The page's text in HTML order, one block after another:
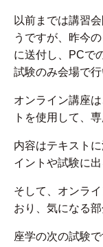
以前までは講習
うですが、昨今
に送付し、PCで
試験のみ会場で行
オンライン講座
トを使用して、
内容はテキスト
イントや試験に
そして、オンラ
おり、気になる
座学の次の試験